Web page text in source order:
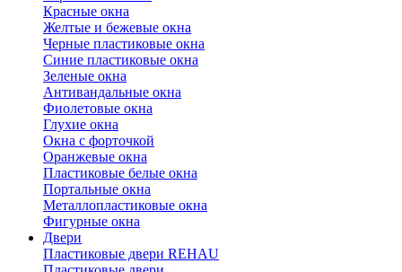
Красные окна
Желтые и бежевые окна
Черные пластиковые окна
Синие пластиковые окна
Зеленые окна
Антивандальные окна
Фиолетовые окна
Глухие окна
Окна с форточкой
Оранжевые окна
Пластиковые белые окна
Портальные окна
Металлопластиковые окна
Фигурные окна
Двери
Пластиковые двери REHAU